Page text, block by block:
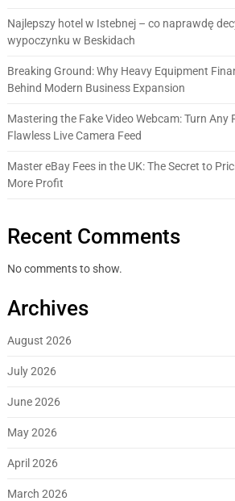
Najlepszy hotel w Istebnej – co naprawdę
wypoczynku w Beskidach
Breaking Ground: Why Heavy Equipment
Behind Modern Business Expansion
Mastering the Fake Video Webcam: Turn Any
Flawless Live Camera Feed
Master eBay Fees in the UK: The Secret to
More Profit
Recent Comments
No comments to show.
Archives
August 2026
July 2026
June 2026
May 2026
April 2026
March 2026